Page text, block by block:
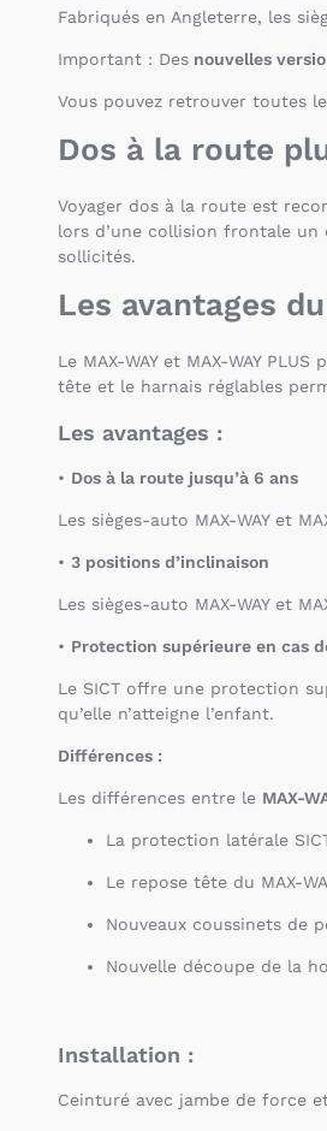
Fabriqués en Angleterre, les
Important : Des nouvelles
Vous pouvez retrouver toutes
Dos à la route
Voyager dos à la route est
lors d’une collision frontale un
sollicités.
Les avantages du
Le MAX-WAY et MAX-WAY
tête et le harnais réglables
Les avantages :
• Dos à la route jusqu’à 6 ans
Les sièges-auto MAX-WAY et
• 3 positions d’inclinaison
Les sièges-auto MAX-WAY et
• Protection supérieure en cas
Le SICT offre une protection
qu’elle n’atteigne l’enfant.
Différences :
Les différences entre le MAX-
La protection latérale
Le repose tête du MAX-
Nouveaux coussinets de
Nouvelle découpe de la
Installation :
Ceinturé avec jambe de force